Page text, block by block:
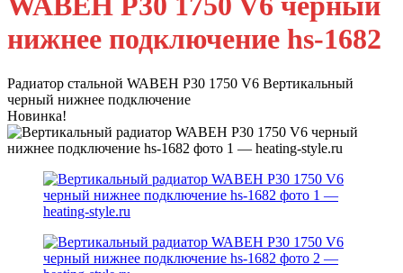
нижнее подключение hs-1682
Радиатор стальной WABEH P30 1750 V6 Bертикальный
черный нижнее подключение
Новинка!